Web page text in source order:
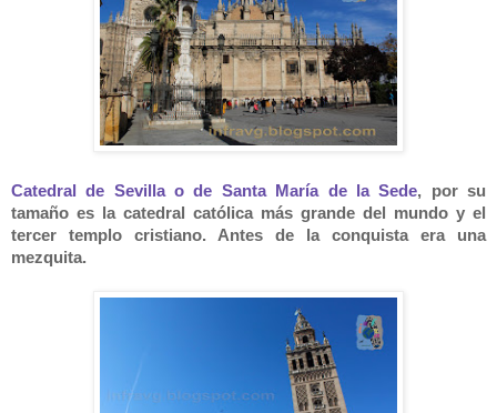
Catedral de Sevilla o de Santa María de la Sede, por su
tamaño es la catedral católica más grande del mundo y el
tercer templo cristiano. Antes de la conquista era una
mezquita.